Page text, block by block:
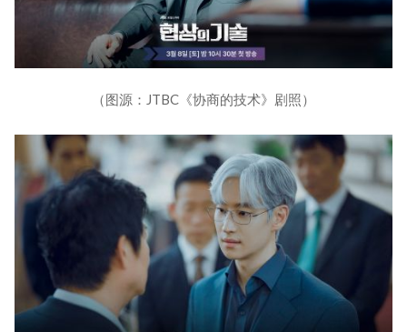
（图源：JTBC《协商的技术》剧照）